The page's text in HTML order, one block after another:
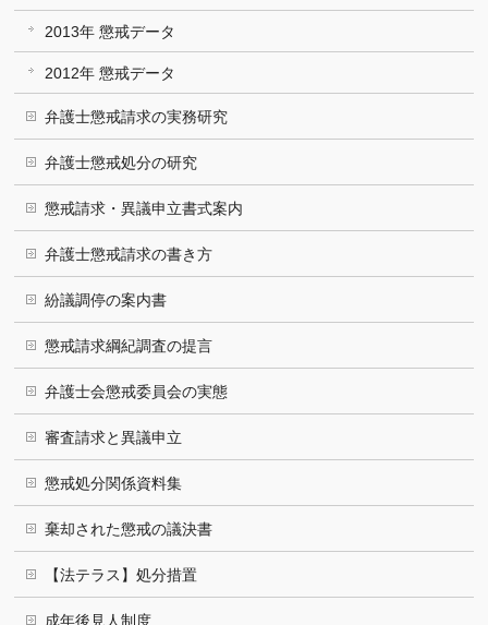
2013年 懲戒データ
2012年 懲戒データ
弁護士懲戒請求の実務研究
弁護士懲戒処分の研究
懲戒請求・異議申立書式案内
弁護士懲戒請求の書き方
紛議調停の案内書
懲戒請求綱紀調査の提言
弁護士会懲戒委員会の実態
審査請求と異議申立
懲戒処分関係資料集
棄却された懲戒の議決書
【法テラス】処分措置
成年後見人制度